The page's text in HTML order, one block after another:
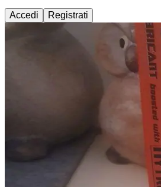
Accedi Registrati